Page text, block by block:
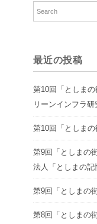
最近の投稿
第10回「としま
リーンインフラ研
第10回「としま
第9回「としまの
法人「としまの記
第9回「としまの
第8回「としまの